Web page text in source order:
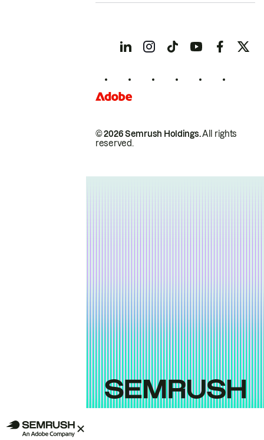
© 2026 Semrush Holdings.All rights
reserved.